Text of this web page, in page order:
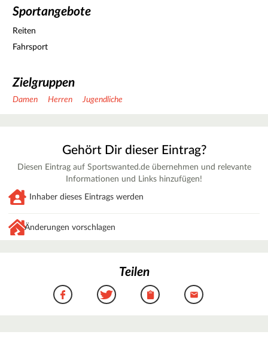
Sportangebote
Reiten
Fahrsport
Zielgruppen
Damen Herren Jugendliche
Gehört Dir dieser Eintrag?
Diesen Eintrag auf Sportswanted.de übernehmen und relevante
Informationen und Links hinzufügen!
Inhaber dieses Eintrags werden
Änderungen vorschlagen
Teilen